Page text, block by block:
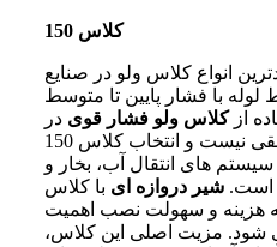
کلاس 150
انواع کلاس ولو در صنایع
با فشار پایین تا متوسط
ازکلاس ولو فشار قوی در
خطوط با فشار پایین منطقی نیست و انتخاب کلاس 150
های انتقال آب، بخار و
است.شیر دروازه ای با کلاس
که هزینه و سهولت نصب اهمیت
شود. مزیت اصلی این کلاس،